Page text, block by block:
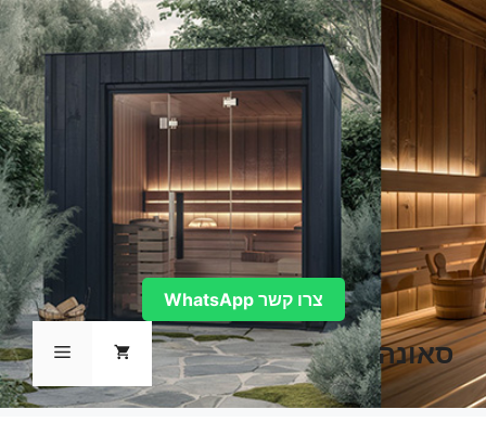
לדלג
לתוכן
סאונה תפריט
צרו קשר WhatsApp